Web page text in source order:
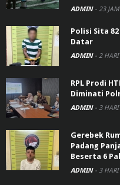
ADMIN - 23
Polisi Sita
Datar
ADMIN - 2
RPL Prodi
Diminati
ADMIN - 3
Gerebek
Padang
Beserta 6
ADMIN - 3